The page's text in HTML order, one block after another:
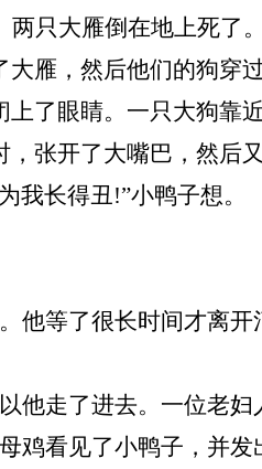
两只大雁倒在地上死了
大雁，然后他们的狗穿
上了眼睛。一只大狗靠
，张开了大嘴巴，然后
我长得丑!”小鸭子想。
他等了很长时间才离
他走了进去。一位老
鸡看见了小鸭子，并发